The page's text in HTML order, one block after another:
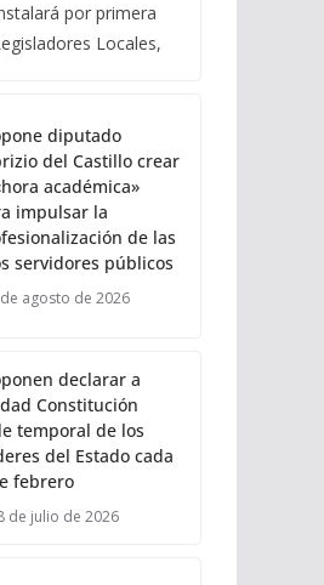
por primera
Locales,
diputado
del Castillo crear
académica»
impulsar la
de las
servidores públicos
agosto de 2026
declarar a
Constitución
temporal de los
del Estado cada
febrero
de julio de 2026